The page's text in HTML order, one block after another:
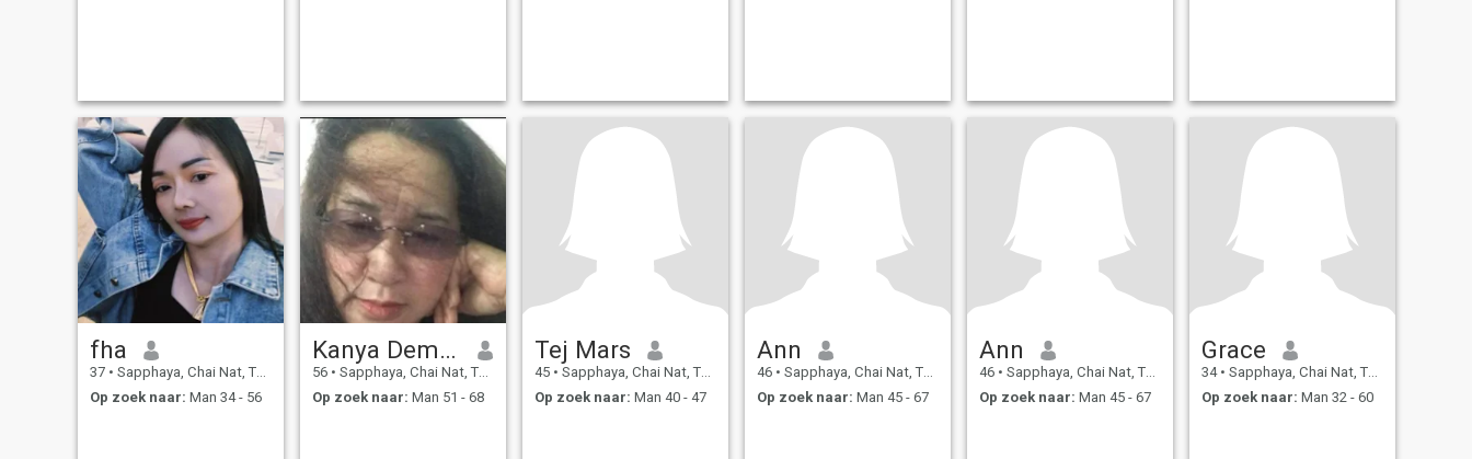
fha
37 • Sapphaya, Chai Nat, Thailand
Op zoek naar: Man 34 - 56
Kanya Demueng
56 • Sapphaya, Chai Nat, Thailand
Op zoek naar: Man 51 - 68
Tej Mars
45 • Sapphaya, Chai Nat, Thailand
Op zoek naar: Man 40 - 47
Ann
46 • Sapphaya, Chai Nat, Thailand
Op zoek naar: Man 45 - 67
Ann
46 • Sapphaya, Chai Nat, Thailand
Op zoek naar: Man 45 - 67
Grace
34 • Sapphaya, Chai Nat, Thailand
Op zoek naar: Man 32 - 60